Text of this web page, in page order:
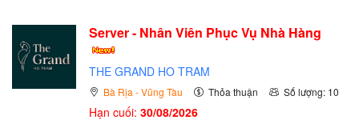
Server - Nhân Viên Phục Vụ Nhà Hàng
THE GRAND HO TRAM
Bà Rịa - Vũng Tàu Thỏa thuận Số lượng: 10
Hạn cuối: 30/08/2026